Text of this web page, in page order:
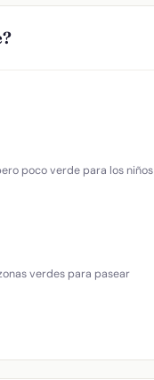
poco verde para los niños
verdes para pasear